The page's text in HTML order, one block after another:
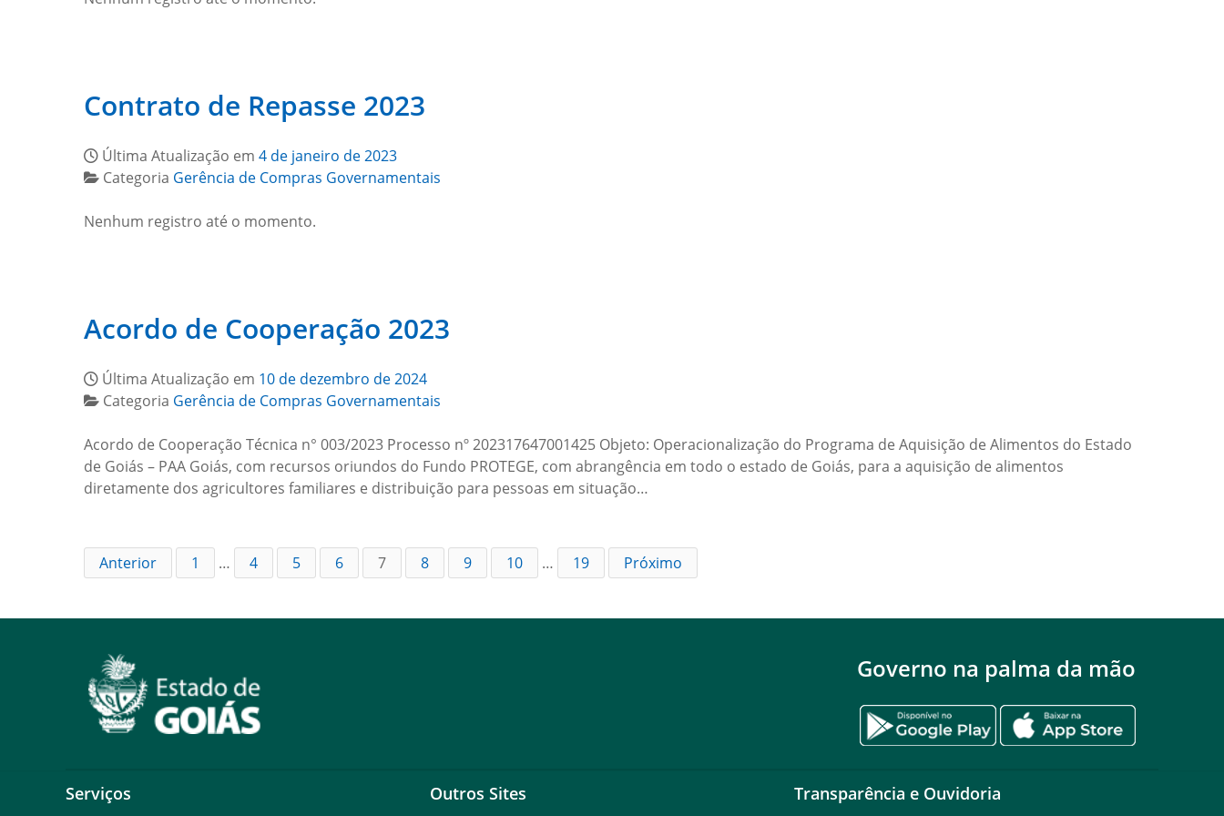
Contrato de Repasse 2023
Última Atualização em 4 de janeiro de 2023
Categoria Gerência de Compras Governamentais
Nenhum registro até o momento.
Acordo de Cooperação 2023
Última Atualização em 10 de dezembro de 2024
Categoria Gerência de Compras Governamentais
Acordo de Cooperação Técnica n° 003/2023 Processo nº 202317647001425 Objeto: Operacionalização do Programa de Aquisição de Alimentos do Estado
de Goiás – PAA Goiás, com recursos oriundos do Fundo PROTEGE, com abrangência em todo o estado de Goiás, para a aquisição de alimentos
diretamente dos agricultores familiares e distribuição para pessoas em situação…
Anterior 1 … 4 5 6 7 8 9 10 … 19 Próximo
Governo na palma da mão
Serviços Outros Sites Transparência e Ouvidoria